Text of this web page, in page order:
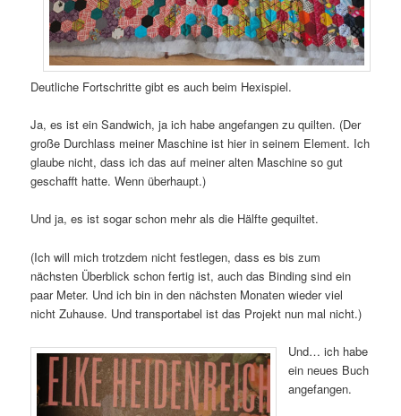
Deutliche Fortschritte gibt es auch beim Hexispiel.
Ja, es ist ein Sandwich, ja ich habe angefangen zu quilten. (Der
große Durchlass meiner Maschine ist hier in seinem Element. Ich
glaube nicht, dass ich das auf meiner alten Maschine so gut
geschafft hatte. Wenn überhaupt.)
Und ja, es ist sogar schon mehr als die Hälfte gequiltet.
(Ich will mich trotzdem nicht festlegen, dass es bis zum
nächsten Überblick schon fertig ist, auch das Binding sind ein
paar Meter. Und ich bin in den nächsten Monaten wieder viel
nicht Zuhause. Und transportabel ist das Projekt nun mal nicht.)
Und… ich habe
ein neues Buch
angefangen.